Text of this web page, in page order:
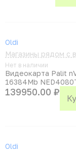
Oldi
Магазины рядом с
Нет в наличии
Видеокарта Palit
16384Mb
139950.00 ₽
Oldi